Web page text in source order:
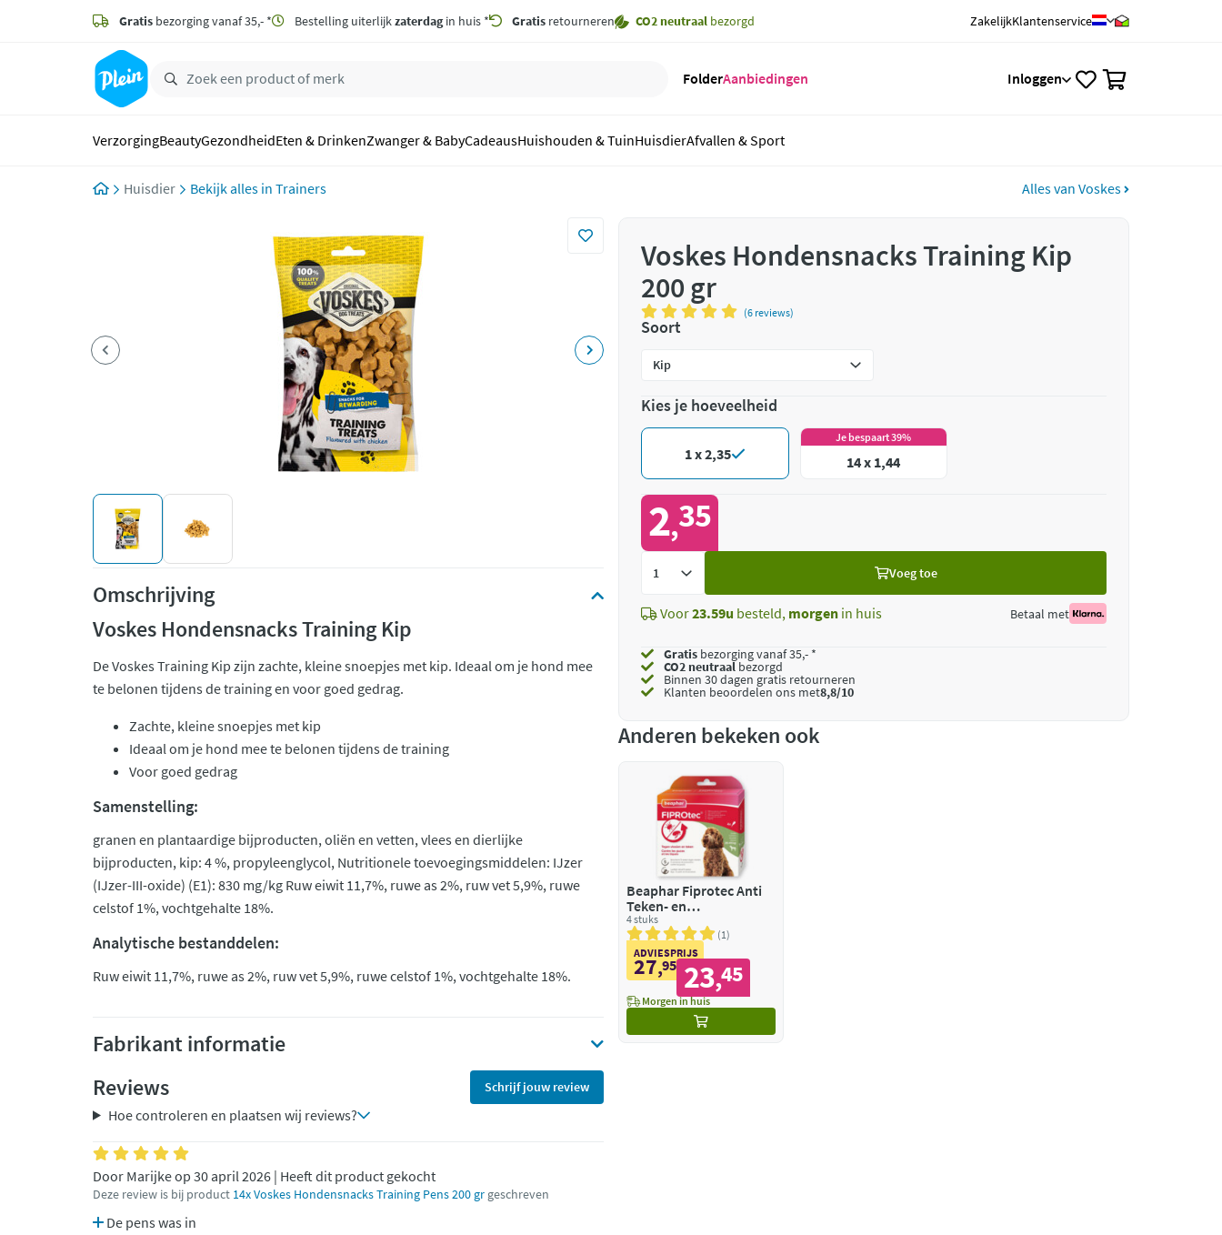
zoeken
hoofdinhoud
Gratis bezorging vanaf 35,- * Bestelling uiterlijkzaterdagin huis * Gratis retourneren CO2 neutraal bezorgd ZakelijkKlantenservice
FolderAanbiedingen Inloggen
VerzorgingBeautyGezondheidEten & DrinkenZwanger & BabyCadeausHuishouden & TuinHuisdierAfvallen & Sport
Huisdier Trainers Alles van Voskes
Omschrijving
Voskes Hondensnacks Training Kip
De Voskes Training Kip zijn zachte, kleine snoepjes met kip. Ideaal om je hond mee
te belonen tijdens de training en voor goed gedrag.
Zachte, kleine snoepjes met kip
Ideaal om je hond mee te belonen tijdens de training
Voor goed gedrag
Samenstelling:
granen en plantaardige bijproducten, oliën en vetten, vlees en dierlijke
bijproducten, kip: 4 %, propyleenglycol, Nutritionele toevoegingsmiddelen: IJzer
(IJzer-III-oxide) (E1): 830 mg/kg Ruw eiwit 11,7%, ruwe as 2%, ruw vet 5,9%, ruwe
celstof 1%, vochtgehalte 18%.
Analytische bestanddelen:
Ruw eiwit 11,7%, ruwe as 2%, ruw vet 5,9%, ruwe celstof 1%, vochtgehalte 18%.
Fabrikant informatie
Reviews
Schrijf jouw review
Hoe controleren en plaatsen wij reviews?
Door Marijke op 30 april 2026 | Heeft dit product gekocht
Deze review is bij product 14x Voskes Hondensnacks Training Pens 200 gr geschreven
De pens was in
Voskes Hondensnacks Training Kip
200 gr
(6 reviews)
Soort
Kies je hoeveelheid
1 x 2,35
Je bespaart 39%
14 x 1,44
2,35
Voeg toe
Voor23.59u besteld, morgen in huis Betaal met
Gratis bezorging vanaf 35,- *
CO2 neutraalbezorgd
Binnen 30 dagen gratis retourneren
Klanten beoordelen ons met8,8/10
Anderen bekeken ook
Beaphar Fiprotec Anti
Teken- en
Vlooiendruppels Hond
20 - 40 kg
4 stuks
1
ADVIESPRIJS
27,95 23,45
Morgen in huis